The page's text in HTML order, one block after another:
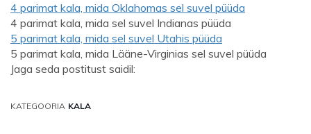
4 parimat kala, mida Oklahomas sel suvel püüda
4 parimat kala, mida sel suvel Indianas püüda
5 parimat kala, mida sel suvel Utahis püüda
5 parimat kala, mida Lääne-Virginias sel suvel püüda
Jaga seda postitust saidil:
KATEGOORIA KALA